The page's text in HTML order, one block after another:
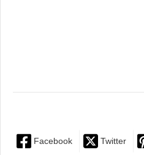
Facebook Twitter